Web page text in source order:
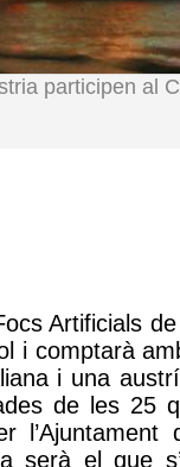
participen al
Artificials de
i comptarà
i una
de les 25
serà el que